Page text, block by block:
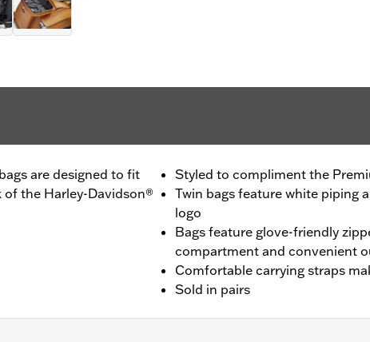
are designed to fit
the Harley-Davidson®
Styled to compliment the
Twin bags feature white piping
logo
Bags feature glove-friendly
compartment and convenient
Comfortable carrying straps
Sold in pairs